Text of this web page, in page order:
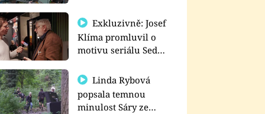
prima+
Exkluzivně: Josef
Klíma promluvil o
motivu seriálu Sedm
Linda Rybová
popsala temnou
minulost Sáry ze